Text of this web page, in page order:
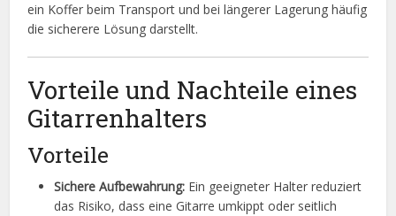
ein Koffer beim Transport und bei längerer Lagerung häufig
die sicherere Lösung darstellt.
Vorteile und Nachteile eines
Gitarrenhalters
Vorteile
Sichere Aufbewahrung: Ein geeigneter Halter reduziert
das Risiko, dass eine Gitarre umkippt oder seitlich